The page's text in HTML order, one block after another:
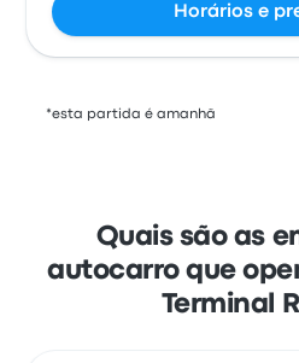
Horários e
*esta partida é amanhã
Quais são as
autocarro que
Terminal